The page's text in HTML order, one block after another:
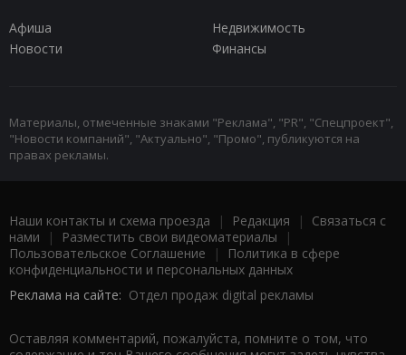
Афиша
Недвижимость
Новости
Финансы
Материалы, отмеченные знаками "Реклама", "PR", "Спецпроект",
"Новости компаний", "Актуально", "Промо", публикуются на
правах рекламы.
Наши контакты и схема проезда | Редакция | Связаться с
нами | Разместить свои видеоматериалы |
Пользовательское Соглашение |
Политика в сфере
конфиденциальности и персональных данных
Реклама на сайте: Отдел продаж digital рекламы
Оставляя комментарий, пожалуйста, помните о том, что